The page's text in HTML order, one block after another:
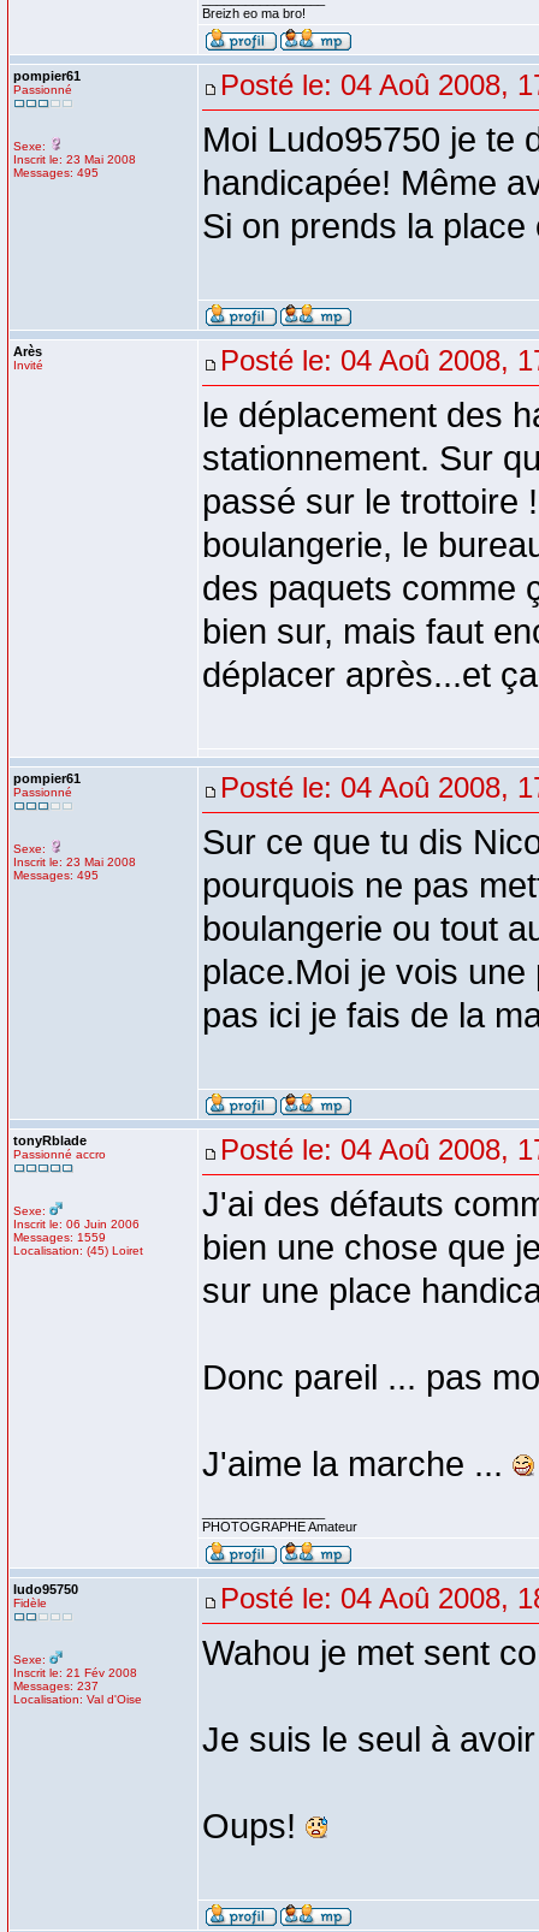
Breizh eo ma bro!
pompier61
Passionné
Sexe:
Inscrit le: 23 Mai 2008
Messages: 495
Posté le: 04 Aoû 2008,
Moi Ludo95750 je te
handicapée! Même
Si on prends la
Arès
Invité Posté le: 04 Aoû 2008,
le déplacement des
stationnement. Sur
passé sur le trottoire
boulangerie, le
des paquets comme
bien sur, mais faut
déplacer après...et
pompier61
Passionné
Sexe:
Inscrit le: 23 Mai 2008
Messages: 495
Posté le: 04 Aoû 2008,
Sur ce que tu dis
pourquois ne pas
boulangerie ou tout
place.Moi je vois
pas ici je fais de la
tonyRblade
Passionné accro
Sexe:
Inscrit le: 06 Juin 2006
Messages: 1559
Localisation: (45) Loiret
Posté le: 04 Aoû 2008,
J'ai des défauts
bien une chose que
sur une place
Donc pareil ... pas
J'aime la marche ...
PHOTOGRAPHE Amateur
ludo95750
Fidèle
Sexe:
Inscrit le: 21 Fév 2008
Messages: 237
Localisation: Val d'Oise
Posté le: 04 Aoû 2008,
Wahou je met sent
Je suis le seul à
Oups!